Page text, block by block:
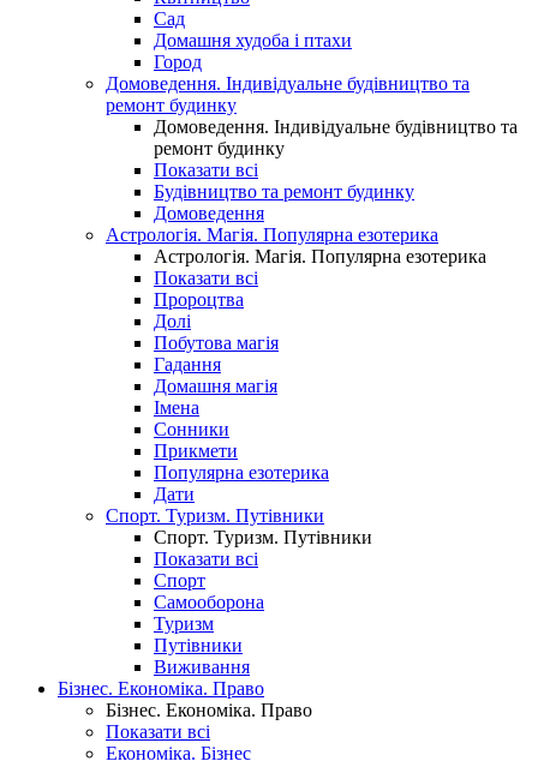
Сад
Домашня худоба і птахи
Город
Домоведення. Індивідуальне будівництво та
ремонт будинку
Домоведення. Індивідуальне будівництво та
ремонт будинку
Показати всі
Будівництво та ремонт будинку
Домоведення
Астрологія. Магія. Популярна езотерика
Астрологія. Магія. Популярна езотерика
Показати всі
Пророцтва
Долі
Побутова магія
Гадання
Домашня магія
Імена
Сонники
Прикмети
Популярна езотерика
Дати
Спорт. Туризм. Путівники
Спорт. Туризм. Путівники
Показати всі
Спорт
Самооборона
Туризм
Путівники
Виживання
Бізнес. Економіка. Право
Бізнес. Економіка. Право
Показати всі
Економіка. Бізнес